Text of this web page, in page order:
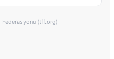
Federasyonu (tff.org)